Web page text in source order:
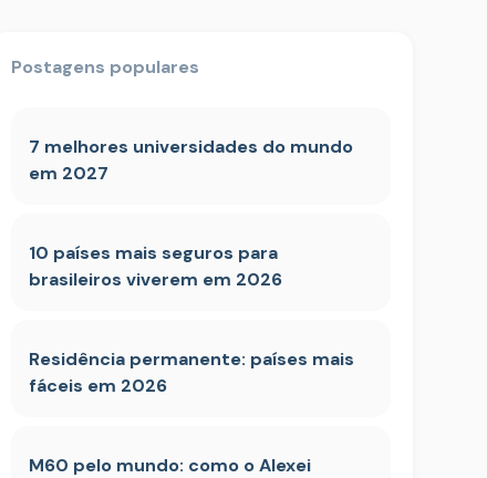
Postagens populares
7 melhores universidades do mundo
em 2027
10 países mais seguros para
brasileiros viverem em 2026
Residência permanente: países mais
fáceis em 2026
M60 pelo mundo: como o Alexei